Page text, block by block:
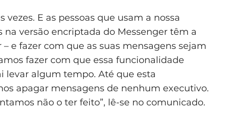
E as pessoas que usam a nossa
versão encriptada do Messenger têm a
e fazer com que as suas mensagens sejam
fazer com que essa funcionalidade
levar algum tempo. Até que esta
apagar mensagens de nenhum executivo.
não o ter feito”, lê-se no comunicado.